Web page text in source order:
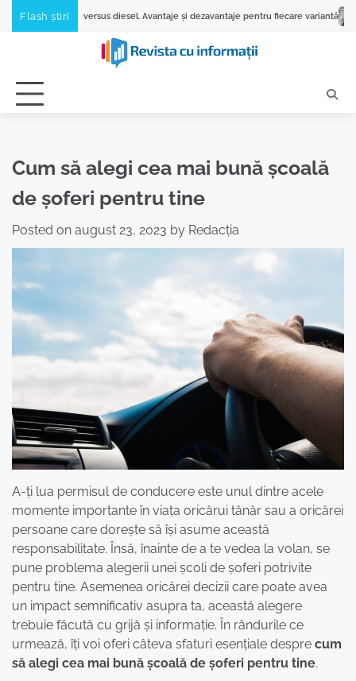
Flash știri
versus diesel. Avantaje și dezavantaje pentru fiecare variantă De ce se
Cum să alegi cea mai bună școală
de șoferi pentru tine
Posted on august 23, 2023 by Redacția
A-ți lua permisul de conducere este unul dintre acele
momente importante în viața oricărui tânăr sau a oricărei
persoane care dorește să își asume această
responsabilitate. Însă, înainte de a te vedea la volan, se
pune problema alegerii unei școli de șoferi potrivite
pentru tine. Asemenea oricărei decizii care poate avea
un impact semnificativ asupra ta, această alegere
trebuie făcută cu grijă și informație. În rândurile ce
urmează, îți voi oferi câteva sfaturi esențiale despre cum
să alegi cea mai bună școală de șoferi pentru tine.